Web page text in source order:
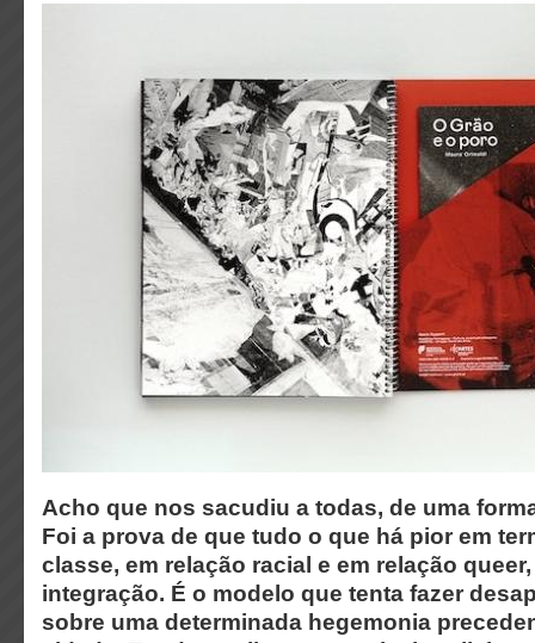
Acho que nos sacudiu a todas, de uma
Foi a prova de que tudo o que há pior em
classe, em relação racial e em relação
integração. É o modelo que tenta fazer
sobre uma determinada hegemonia